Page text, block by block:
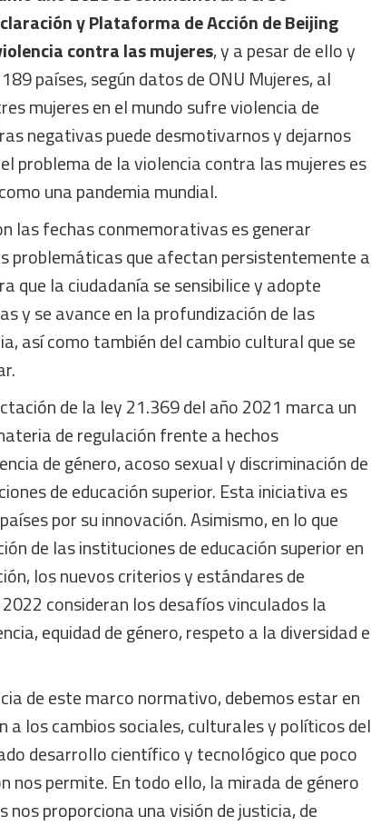
y Plataforma de Acción de Beijing
contra las mujeres, y a pesar de ello y
países, según datos de ONU Mujeres, al
mujeres en el mundo sufre violencia de
negativas puede desmotivarnos y dejarnos
problema de la violencia contra las mujeres es
una pandemia mundial.
las fechas conmemorativas es generar
problemáticas que afectan persistentemente a
que la ciudadanía se sensibilice y adopte
y se avance en la profundización de las
así como también del cambio cultural que se
de la ley 21.369 del año 2021 marca un
de regulación frente a hechos
de género, acoso sexual y discriminación de
de educación superior. Esta iniciativa es
por su innovación. Asimismo, en lo que
de las instituciones de educación superior en
los nuevos criterios y estándares de
consideran los desafíos vinculados la
equidad de género, respeto a la diversidad e
de este marco normativo, debemos estar en
a los cambios sociales, culturales y políticos del
desarrollo científico y tecnológico que poco
nos permite. En todo ello, la mirada de género
nos proporciona una visión de justicia, de